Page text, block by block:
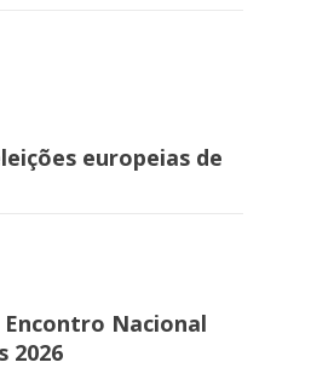
europeias de
Nacional
2026